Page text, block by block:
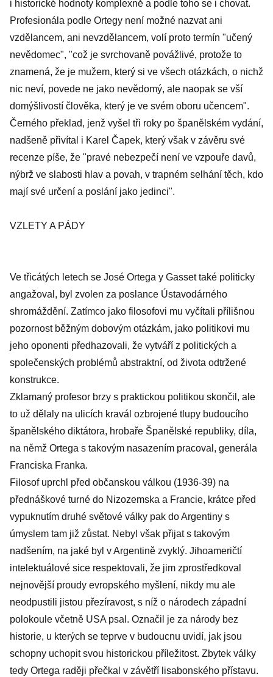
i historické hodnoty komplexně a podle toho se i chovat.
Profesionála podle Ortegy není možné nazvat ani
vzdělancem, ani nevzdělancem, volí proto termín "učený
nevědomec", "což je svrchovaně povážlivé, protože to
znamená, že je mužem, který si ve všech otázkách, o nichž
nic neví, povede ne jako nevědomý, ale naopak se vší
domýšlivostí člověka, který je ve svém oboru učencem".
Černého překlad, jenž vyšel tři roky po španělském vydání,
nadšeně přivítal i Karel Čapek, který však v závěru své
recenze píše, že "pravé nebezpečí není ve vzpouře davů,
nýbrž ve slabosti hlav a povah, v trapném selhání těch, kdo
mají své určení a poslání jako jedinci".
VZLETY A PÁDY
Ve třicátých letech se José Ortega y Gasset také politicky
angažoval, byl zvolen za poslance Ústavodárného
shromáždění. Zatímco jako filosofovi mu vyčítali přílišnou
pozornost běžným dobovým otázkám, jako politikovi mu
jeho oponenti předhazovali, že vytváří z politických a
společenských problémů abstraktní, od života odtržené
konstrukce.
Zklamaný profesor brzy s praktickou politikou skončil, ale
to už dělaly na ulicích kravál ozbrojené tlupy budoucího
španělského diktátora, hrobaře Španělské republiky, díla,
na němž Ortega s takovým nasazením pracoval, generála
Franciska Franka.
Filosof uprchl před občanskou válkou (1936-39) na
přednáškové turné do Nizozemska a Francie, krátce před
vypuknutím druhé světové války pak do Argentiny s
úmyslem tam již zůstat. Nebyl však přijat s takovým
nadšením, na jaké byl v Argentině zvyklý. Jihoameričtí
intelektuálové sice respektovali, že jim zprostředkoval
nejnovější proudy evropského myšlení, nikdy mu ale
neodpustili jistou přezíravost, s níž o národech západní
polokoule včetně USA psal. Označil je za národy bez
historie, u kterých se teprve v budoucnu uvidí, jak jsou
schopny uchopit svou historickou příležitost. Zbytek války
tedy Ortega raději přečkal v závětří lisabonského přístavu.